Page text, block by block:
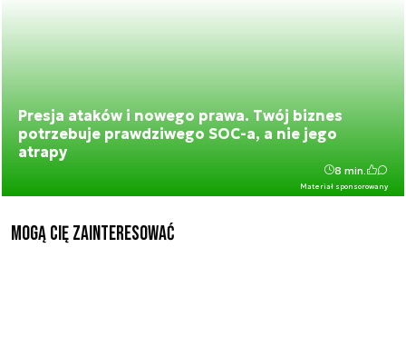
Presja ataków i nowego prawa. Twój biznes
potrzebuje prawdziwego SOC-a, a nie jego
atrapy
Materiał sponsorowany
8 min.
Mogą Cię zainteresować